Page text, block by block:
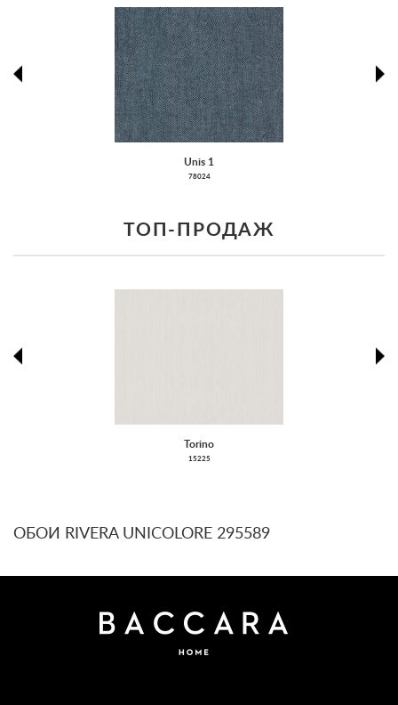
Unis 1
78024
ТОП-ПРОДАЖ
Torino
15225
ОБОИ RIVERA UNICOLORE 295589